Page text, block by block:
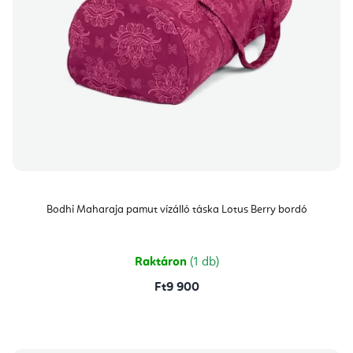
Bodhi Maharaja pamut vízálló táska Lotus Berry bordó
Raktáron (1 db)
Ft9 900